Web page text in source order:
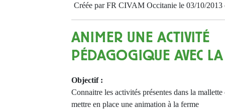
Créée par FR CIVAM Occitanie le 03/10/2013
ANIMER UNE ACTIVITÉ
PÉDAGOGIQUE AVEC
Objectif :
Connaitre les activités présentes dans la
mettre en place une animation à la ferme